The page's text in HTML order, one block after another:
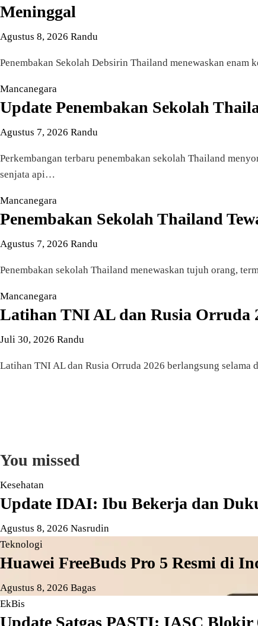
Meninggal
Agustus 8, 2026 Randu
Penembakan Sekolah Debsirin Thailand menewaskan
Mancanegara
Update Penembakan Sekolah
Agustus 7, 2026 Randu
Perkembangan terbaru penembakan sekolah Thailand
senjata api…
Mancanegara
Penembakan Sekolah Thailand
Agustus 7, 2026 Randu
Penembakan sekolah Thailand menewaskan tujuh orang,
Mancanegara
Latihan TNI AL dan Rusia Orruda
Juli 30, 2026 Randu
Latihan TNI AL dan Rusia Orruda 2026 berlangsung
You missed
Kesehatan
Update IDAI: Ibu Bekerja dan
Agustus 8, 2026 Nasrudin
Teknologi
Huawei FreeBuds Pro 5 Resmi di
Agustus 8, 2026 Bagas
EkBis
Update Satgas PASTI: IASC